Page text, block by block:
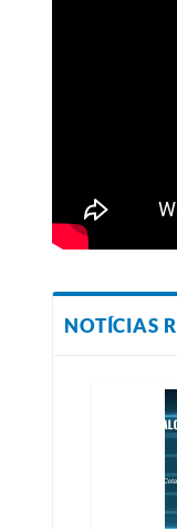
NOTÍCIAS